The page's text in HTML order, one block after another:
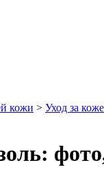
кожи > Уход за